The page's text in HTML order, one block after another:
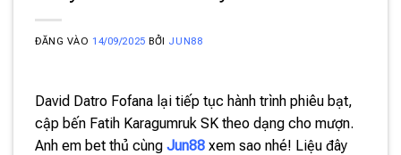
ĐĂNG VÀO 14/09/2025 BỞI JUN88
David Datro Fofana lại tiếp tục hành trình phiêu bạt,
cập bến Fatih Karagumruk SK theo dạng cho mượn.
Anh em bet thủ cùng Jun88 xem sao nhé! Liệu đây